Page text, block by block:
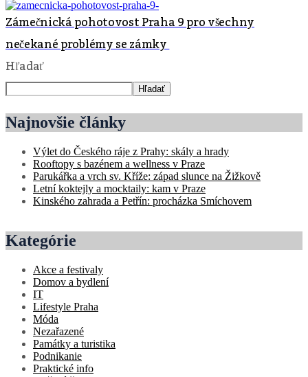
Zámečnická pohotovost Praha 9 pro všechny
nečekané problémy se zámky
Hľadať
Hľadať
Najnovšie články
Výlet do Českého ráje z Prahy: skály a hrady
Rooftopy s bazénem a wellness v Praze
Parukářka a vrch sv. Kříže: západ slunce na Žižkově
Letní koktejly a mocktaily: kam v Praze
Kinského zahrada a Petřín: procházka Smíchovem
Kategórie
Akce a festivaly
Domov a bydlení
IT
Lifestyle Praha
Móda
Nezařazené
Památky a turistika
Podnikanie
Praktické info